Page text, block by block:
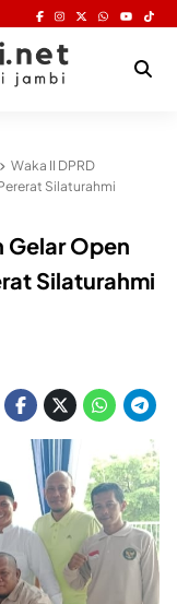
Waka II DPRD
Silaturahmi
Gelar Open
Silaturahmi